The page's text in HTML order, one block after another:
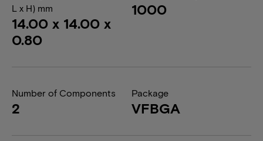
L x H) mm
14.00 x 14.00 x
0.80
1000
Number of Components
2
Package
VFBGA